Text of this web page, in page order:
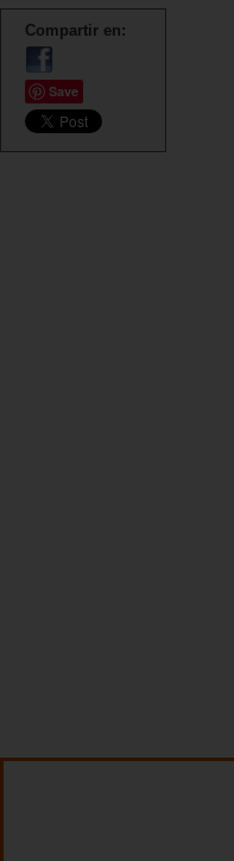
Compartir en:
Save